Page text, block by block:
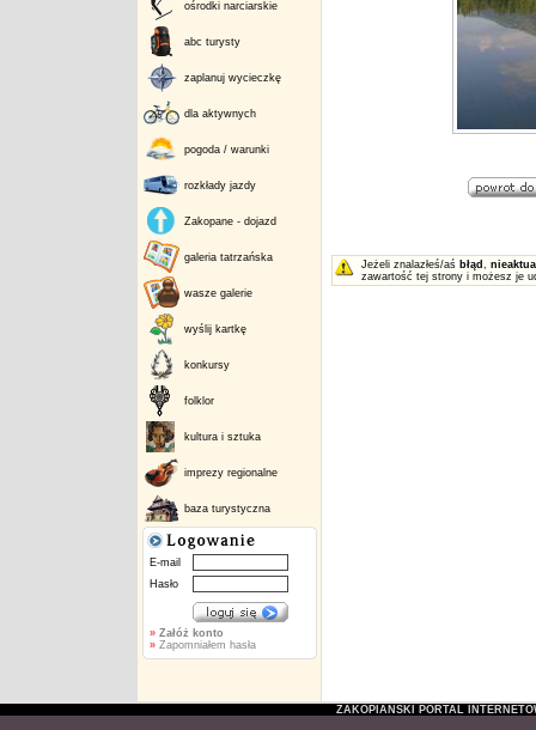
ośrodki narciarskie
abc turysty
zaplanuj wycieczkę
dla aktywnych
pogoda / warunki
rozkłady jazdy
Zakopane - dojazd
galeria tatrzańska
wasze galerie
wyślij kartkę
konkursy
folklor
kultura i sztuka
imprezy regionalne
baza turystyczna
E-mail
Hasło
» Załóż konto
»Zapomniałem hasła
Jeżeli znalazłeś/aś błąd ,
zawartość tej strony i możesz je
ZAKOPIAŃSKI PORTAL